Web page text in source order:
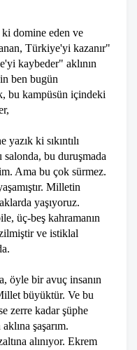
ki domine eden ve
Türkiye'yi kazanır"
kaybeder" aklının
ben bugün
bu kampüsün içindeki
ki sıkıntılı
salonda, bu duruşmada
Ama bu çok sürmez.
Milletin
yaşıyoruz.
üç-beş kahramanın
ve istiklal
öyle bir avuç insanın
büyüktür. Ve bu
zerre kadar şüphe
şaşarım.
alınıyor. Ekrem